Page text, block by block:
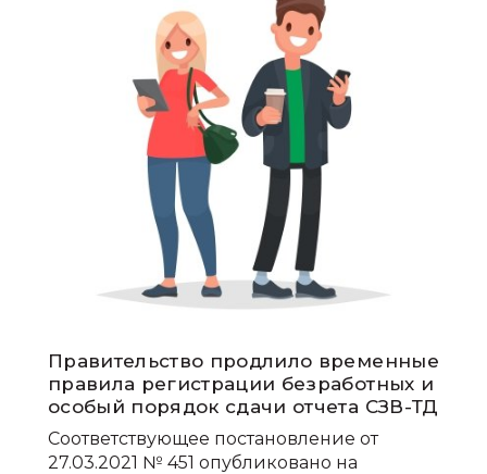
Правительство продлило временные
правила регистрации безработных и
особый порядок сдачи отчета СЗВ-ТД
Соответствующее постановление от
27.03.2021 № 451 опубликовано на